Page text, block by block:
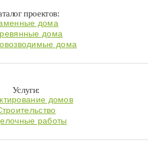
проектов:
дома
дома
дома
Услуги:
домов
работы